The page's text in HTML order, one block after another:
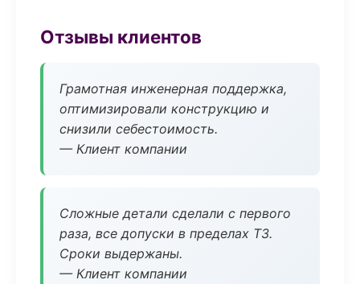
Отзывы клиентов
Грамотная инженерная поддержка,
оптимизировали конструкцию и
снизили себестоимость.
— Клиент компании
Сложные детали сделали с первого
раза, все допуски в пределах ТЗ.
Сроки выдержаны.
— Клиент компании